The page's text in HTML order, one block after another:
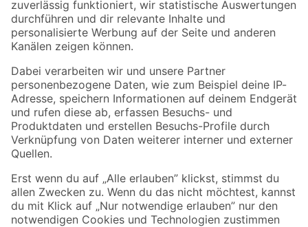
Zur Newsletter Anmeldung
Folge uns
Zahlungsarten Versandarten
Sicher einkaufen
Jetzt die toom-App herunterladen